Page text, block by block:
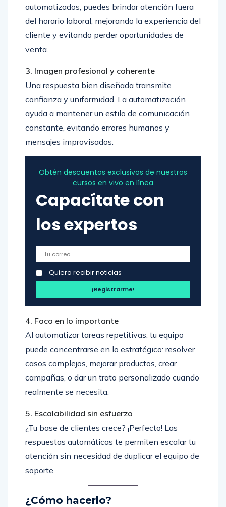
automatizados, puedes brindar atención fuera
del horario laboral, mejorando la experiencia del
cliente y evitando perder oportunidades de
venta.
3. Imagen profesional y coherente
Una respuesta bien diseñada transmite
confianza y uniformidad. La automatización
ayuda a mantener un estilo de comunicación
constante, evitando errores humanos y
mensajes improvisados.
Obtén descuentos exclusivos de nuestros
cursos en vivo en línea
Capacítate con
los expertos
Quiero recibir noticias
4. Foco en lo importante
Al automatizar tareas repetitivas, tu equipo
puede concentrarse en lo estratégico: resolver
casos complejos, mejorar productos, crear
campañas, o dar un trato personalizado cuando
realmente se necesita.
5. Escalabilidad sin esfuerzo
¿Tu base de clientes crece? ¡Perfecto! Las
respuestas automáticas te permiten escalar tu
atención sin necesidad de duplicar el equipo de
soporte.
¿Cómo hacerlo?